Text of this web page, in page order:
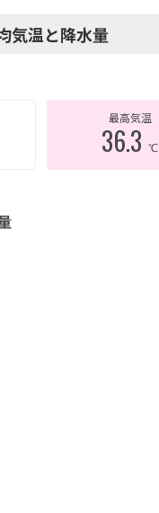
気温と降水量
最高気温
36.3℃